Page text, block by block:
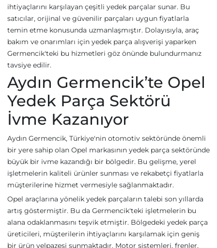
ihtiyaçlarını karşılayan çeşitli yedek parçalar sunar. Bu
satıcılar, orijinal ve güvenilir parçaları uygun fiyatlarla
temin etme konusunda uzmanlaşmıştır. Dolayısıyla, araç
bakım ve onarımları için yedek parça alışverişi yaparken
Germencik'teki bu hizmetleri göz önünde bulundurmanız
tavsiye edilir.
Aydın Germencik’te Opel
Yedek Parça Sektörü
İvme Kazanıyor
Aydın Germencik, Türkiye'nin otomotiv sektöründe önemli
bir yere sahip olan Opel markasının yedek parça sektöründe
büyük bir ivme kazandığı bir bölgedir. Bu gelişme, yerel
işletmelerin kaliteli ürünler sunması ve rekabetçi fiyatlarla
müşterilerine hizmet vermesiyle sağlanmaktadır.
Opel araçlarına yönelik yedek parçaların talebi son yıllarda
artış göstermiştir. Bu da Germencik'teki işletmelerin bu
alana odaklanmasını teşvik etmiştir. Bölgedeki yedek parça
üreticileri, müşterilerin ihtiyaçlarını karşılamak için geniş
bir ürün yelpazesi sunmaktadır. Motor sistemleri, frenler,